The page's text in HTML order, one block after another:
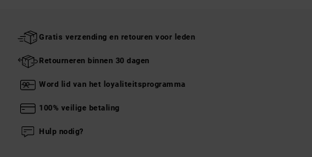
Gratis verzending en retouren voor leden
Retourneren binnen 30 dagen
Word lid van het loyaliteitsprogramma
100% veilige betaling
Hulp nodig?